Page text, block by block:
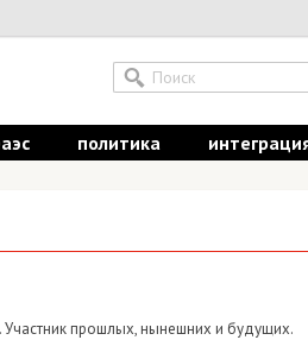
политика интеграция
прошлых, нынешних и будущих.